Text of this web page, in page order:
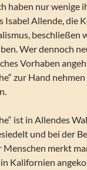
haben nur wenige
Isabel Allende, die
beschließen
Wer dennoch
Vorhaben
zur Hand
ist in Allendes
und bei der
merkt
Kalifornien